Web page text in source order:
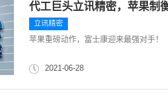
代工巨头立讯精密，苹果制
立讯精密
苹果重磅动作，富士康迎来最强对手！
2021-06-28